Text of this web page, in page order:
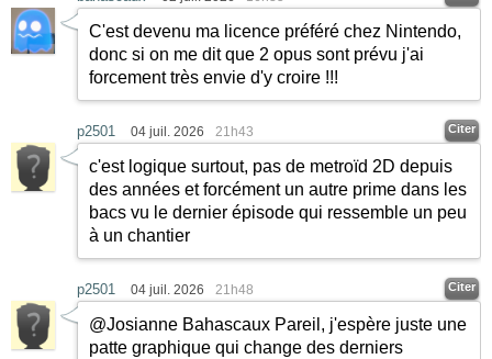
C'est devenu ma licence préféré chez Nintendo,
donc si on me dit que 2 opus sont prévu j'ai
forcement très envie d'y croire !!!
p2501 04 juil. 2026 21h43 Citer
c'est logique surtout, pas de metroïd 2D depuis
des années et forcément un autre prime dans les
bacs vu le dernier épisode qui ressemble un peu
à un chantier
p2501 04 juil. 2026 21h48 Citer
@Josianne Bahascaux Pareil, j'espère juste une
patte graphique qui change des derniers